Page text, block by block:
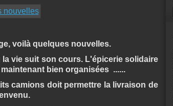
voilà quelques nouvelles.
vie suit son cours. L'épicerie solidaire
bien organisées ......
camions doit permettre la livraison de